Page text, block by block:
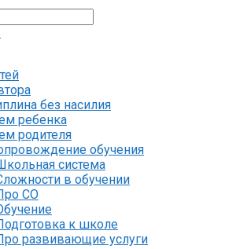
без насилия
ребенка
родителя
обучения
система
в обучении
СО
к школе
развивающие услуги